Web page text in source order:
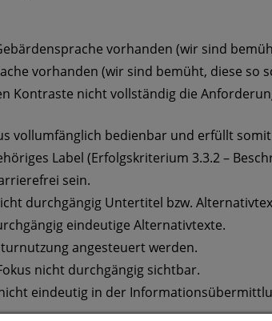
vorhanden (wir sind
vorhanden (wir sind bemüht, diese so
Kontraste nicht vollständig die
vollumfänglich bedienbar und erfüllt
Label (Erfolgskriterium 3.3.2 –
sein.
durchgängig Untertitel bzw.
eindeutige Alternativtexte.
angesteuert werden.
nicht durchgängig sichtbar.
eindeutig in der